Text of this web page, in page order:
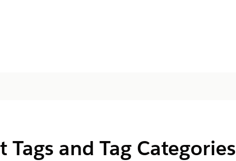
and Tag Categories